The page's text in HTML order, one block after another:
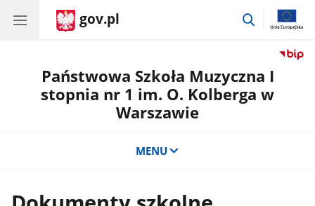
gov.pl
przejdź
Państwowa Szkoła Muzyczna I
stopnia nr 1 im. O. Kolberga w
Warszawie
MENU